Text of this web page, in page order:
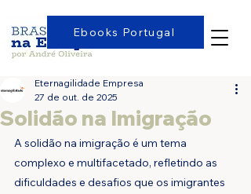
Ebooks Portugal
Solidão na Imigração
Eternagilidade Empresa
27 de out. de 2025
A solidão na imigração é um tema
complexo e multifacetado, refletindo as
dificuldades e desafios que os imigrantes